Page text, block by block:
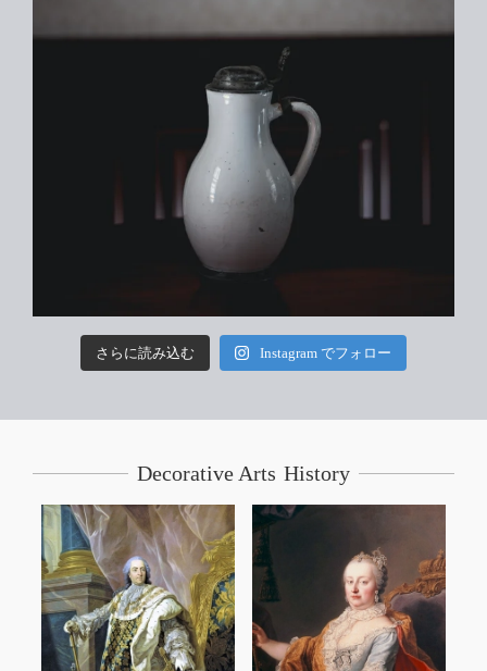
さらに読み込む Instagram でフォロー
Decorative Arts History